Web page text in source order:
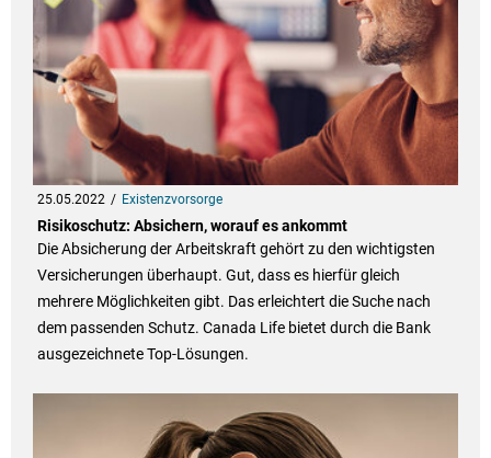
25.05.2022 Existenzvorsorge
Risikoschutz: Absichern, worauf es ankommt
Die Absicherung der Arbeitskraft gehört zu den wichtigsten
Versicherungen überhaupt. Gut, dass es hierfür gleich
mehrere Möglichkeiten gibt. Das erleichtert die Suche nach
dem passenden Schutz. Canada Life bietet durch die Bank
ausgezeichnete Top-Lösungen.